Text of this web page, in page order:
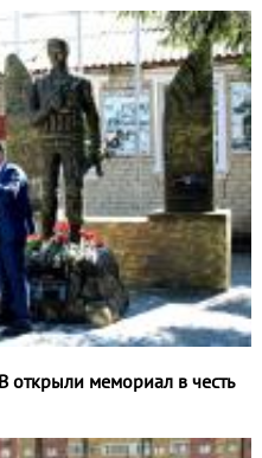
открыли мемориал в честь